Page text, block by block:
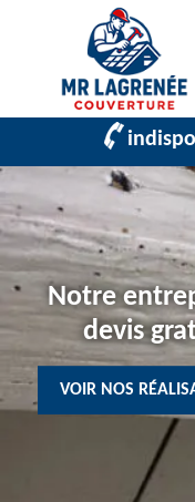
Notre
devis
VOIR NOS